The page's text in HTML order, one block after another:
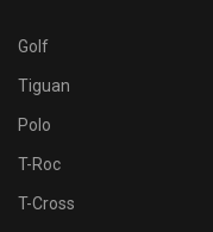
Golf
Tiguan
Polo
T-Roc
T-Cross